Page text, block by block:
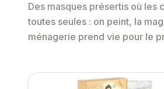
Des masques présertis où les
toutes seules : on peint, la
ménagerie prend vie pour le